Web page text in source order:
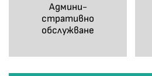
Админи-
стративно
обслужване